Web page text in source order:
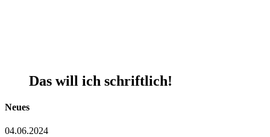
Das will ich schriftlich!
Neues
04.06.2024